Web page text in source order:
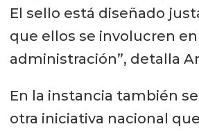
El sello está diseñado
que ellos se involucren
administración”, detalla
En la instancia también
otra iniciativa nacional